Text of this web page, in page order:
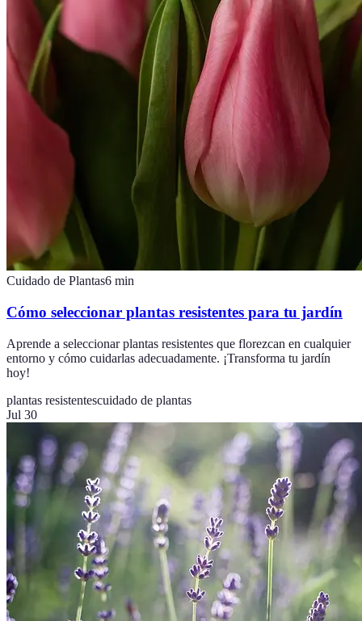
Cuidado de Plantas6 min
Cómo seleccionar plantas resistentes para tu jardín
Aprende a seleccionar plantas resistentes que florezcan en cualquier
entorno y cómo cuidarlas adecuadamente. ¡Transforma tu jardín
hoy!
plantas resistentescuidado de plantas
Jul 30